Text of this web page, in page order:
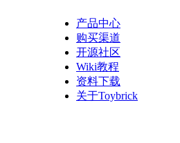
产品中心
购买渠道
开源社区
Wiki教程
资料下载
关于Toybrick